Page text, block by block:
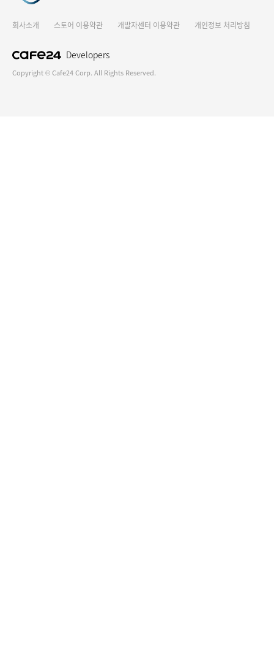
Developers
회사소개 스토어 이용약관 개발자센터 이용약관 개인정보 처리방침
Copyright © Cafe24 Corp. All Rights Reserved.